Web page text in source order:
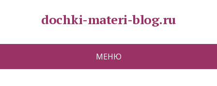
dochki-materi-blog.ru
МЕНЮ